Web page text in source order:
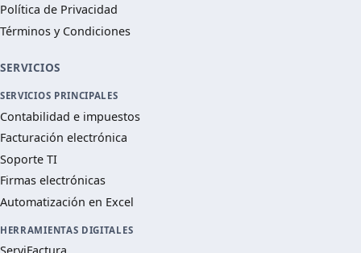
Política de Privacidad
Términos y Condiciones
SERVICIOS
SERVICIOS PRINCIPALES
Contabilidad e impuestos
Facturación electrónica
Soporte TI
Firmas electrónicas
Automatización en Excel
HERRAMIENTAS DIGITALES